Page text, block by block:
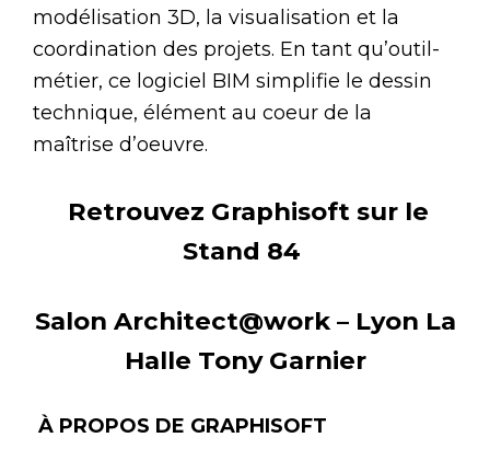
modélisation 3D, la visualisation et la
coordination des projets. En tant qu’outil-
métier, ce logiciel BIM simplifie le dessin
technique, élément au coeur de la
maîtrise d’oeuvre.
Retrouvez Graphisoft sur le
Stand 84
Salon Architect@work – Lyon La
Halle Tony Garnier
À PROPOS DE GRAPHISOFT